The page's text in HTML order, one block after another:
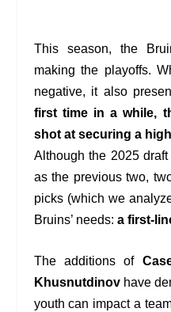
This season, the
making the playoffs.
negative, it also
first time in a while,
shot at securing a
Although the 2025
as the previous two,
picks (which we
Bruins’ needs: a first-
The additions of
Khusnutdinovhave
youth can impact a